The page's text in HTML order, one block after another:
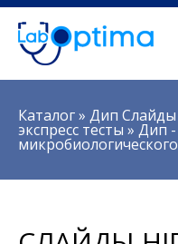
Вы здесь
Каталог» Дип Слайды
экспресс тесты » Дип -